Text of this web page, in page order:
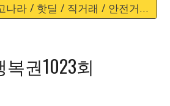
오섹시스토어 - 중고나라 / 핫딜 / 직거래 / 안전거래 바로가기
복권1023회